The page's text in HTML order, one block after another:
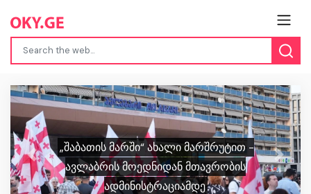
რუსეთიდან ბენზინის ექსპორტის
აკრძალვა წლის ბოლომდე
გაგრძელდება
Previous Next